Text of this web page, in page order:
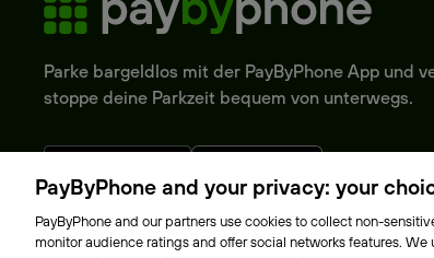
Parke bargeldlos mit der PayByPhone App und
stoppe deine Parkzeit bequem von unterwegs.
PayByPhone and your privacy: your
PayByPhone and our partners use cookies to collect non-
monitor audience ratings and offer social networks features.